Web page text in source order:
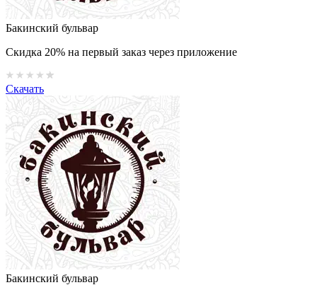
Бакинский бульвар
Скидка 20% на первый заказ через приложение
Скачать
Бакинский бульвар